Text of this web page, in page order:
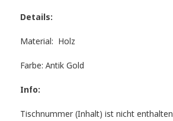
Details:
Material: Holz
Farbe: Antik Gold
Info:
Tischnummer (Inhalt) ist nicht enthalten